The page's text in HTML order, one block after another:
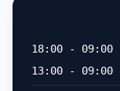
09:00 - 18:00
09:00 - 13:00